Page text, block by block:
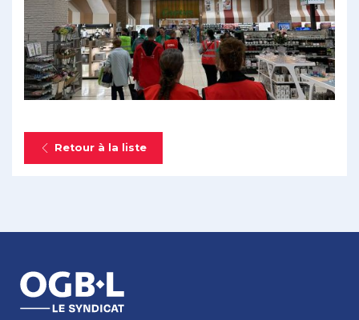
Retour à la liste